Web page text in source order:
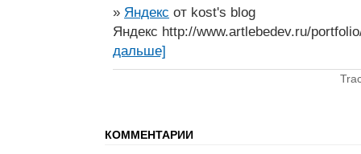
» Яндекс от kost's blog
Яндекс http://www.artlebedev.ru/
дальше]
КОММЕНТАРИИ